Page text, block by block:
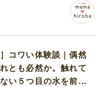
］コワい体験談｜偶然
とも必然か。触れて
い５つ目の水を前に